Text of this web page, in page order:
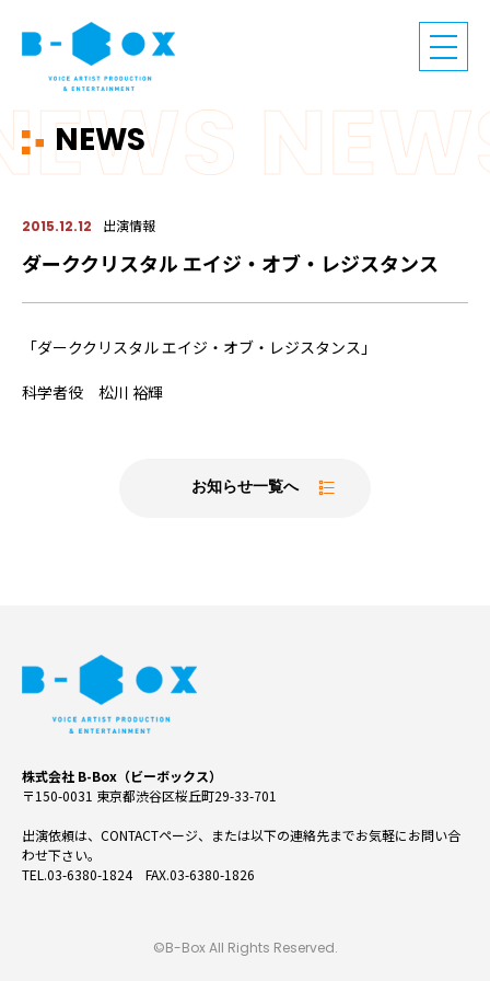
NEWS
2015.12.12 出演情報
ダーククリスタル エイジ・オブ・レジスタンス
「ダーククリスタル エイジ・オブ・レジスタンス」
科学者役 松川 裕輝
お知らせ一覧へ
株式会社 B-Box（ビーボックス）
〒150-0031 東京都渋谷区桜丘町29-33-701
出演依頼は、CONTACTページ、または以下の連絡先までお気軽にお問い合
わせ下さい。
TEL.03-6380-1824 FAX.03-6380-1826
©B-Box All Rights Reserved.